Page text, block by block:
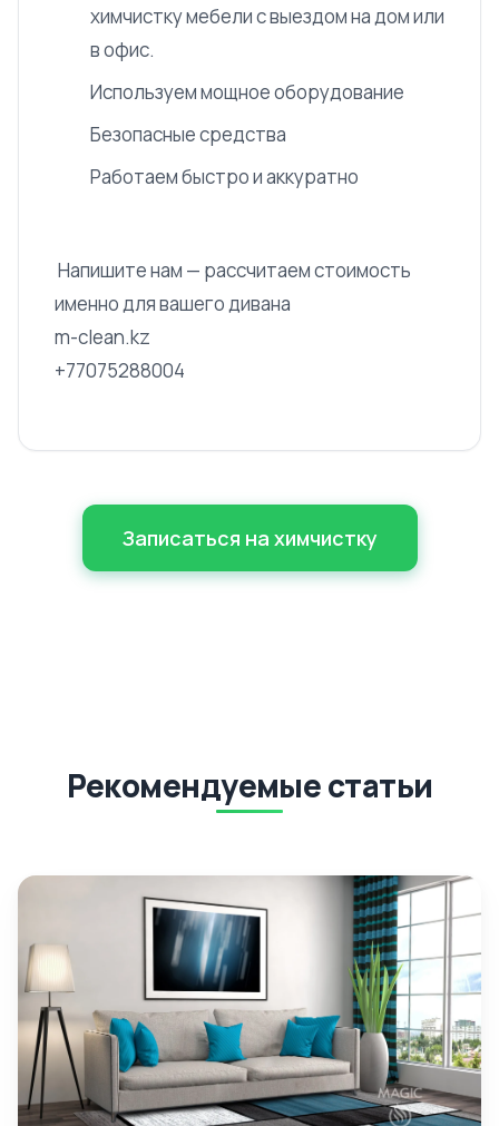
химчистку мебели с выездом на дом или
в офис.
Используем мощное оборудование
Безопасные средства
Работаем быстро и аккуратно
Напишите нам — рассчитаем стоимость
именно для вашего дивана
m-clean.kz
+77075288004
Записаться на химчистку
Рекомендуемые статьи